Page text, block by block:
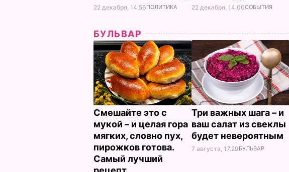
22 декабря, 14.56ПОЛИТИКА 22 декабря, 14.00СОБЫТИЯ
БУЛЬВАР
Смешайте это с
мукой – и целая гора
мягких, словно пух,
пирожков готова.
Самый лучший
Три важных шага – и
ваш салат из свеклы
будет невероятным
7 августа, 17.29БУЛЬВАР